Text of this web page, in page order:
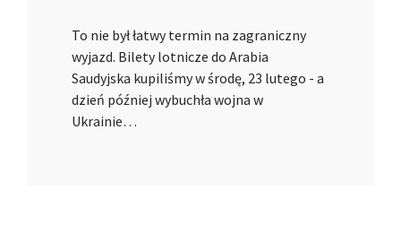
To nie był łatwy termin na zagraniczny
wyjazd. Bilety lotnicze do Arabia
Saudyjska kupiliśmy w środę, 23 lutego - a
dzień później wybuchła wojna w
Ukrainie…